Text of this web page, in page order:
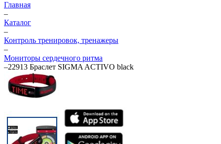
Главная
–
Каталог
–
Контроль тренировок, тренажеры
–
Мониторы сердечного ритма
–22913 Браслет SIGMA ACTIVO black